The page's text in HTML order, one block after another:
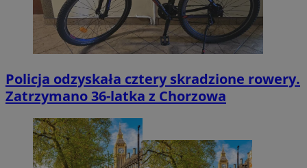
Policja odzyskała cztery skradzione rowery.
Zatrzymano 36-latka z Chorzowa